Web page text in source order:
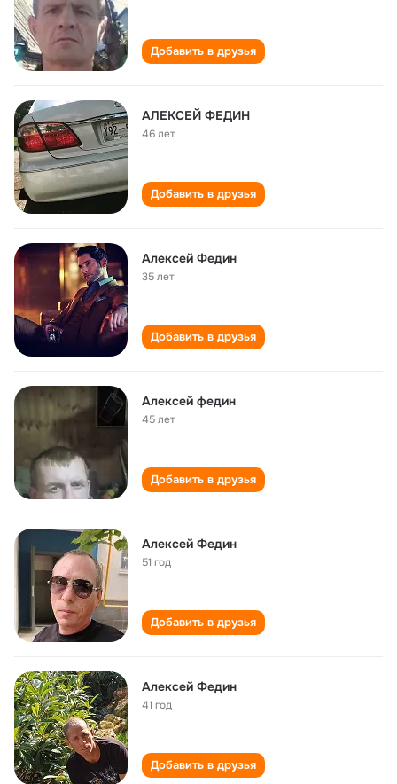
Добавить в друзья
АЛЕКСЕЙ ФЕДИН
46 лет
Добавить в друзья
Алексей Федин
35 лет
Добавить в друзья
Алексей федин
45 лет
Добавить в друзья
Алексей Федин
51 год
Добавить в друзья
Алексей Федин
41 год
Добавить в друзья